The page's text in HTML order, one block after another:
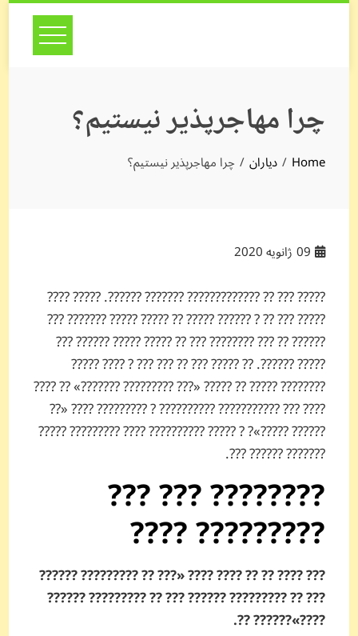
Skip
چرا مهاجرپذیر نیستیم؟
Home دیاران چرا مهاجرپذیر نیستیم؟
09ژانویه 2020
????? ??? ?? ????????????? ??????? ??????. ????? ????
????? ??? ?? ? ?????? ????? ?? ????? ????? ??????? ???
?????? ?? ??? ???????? ??? ?? ????? ????? ?????? ???
????? ??????. ?? ????? ??? ?? ??? ??? ? ???? ?????
???????? ????? ?? ????? «??? ?????­???? ???????» ?? ????
???? ??? ???­???????? ?????????? ? ???????­?? ???? «??
?????? ?????»? ? ????? ??­???????? ???? ?????­???? ?????
??????? ?????? ???.
???????? ??? ???
????????? ????
??? ???? ?? ?? ???? ???? «??? ?? ?????­???? ??????
??? ?? ?????­???? ?????? ??? ?? ????????? ??????
????»?????? ??.